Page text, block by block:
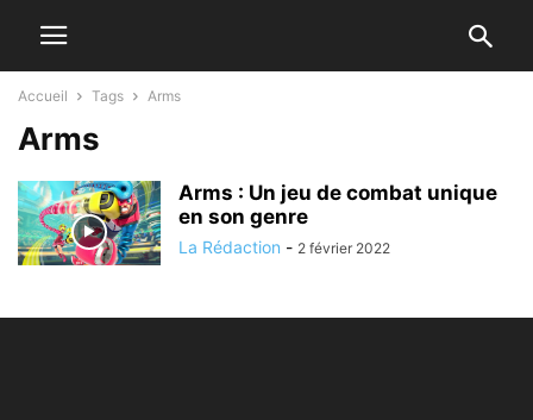
Accueil Tags Arms
Arms
Arms : Un jeu de combat unique
en son genre
La Rédaction - 2 février 2022